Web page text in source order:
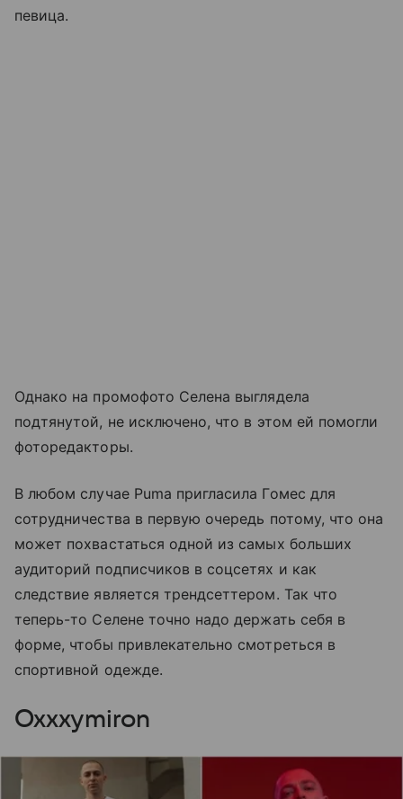
певица.
Однако на промофото Селена выглядела
подтянутой, не исключено, что в этом ей помогли
фоторедакторы.
В любом случае Puma пригласила Гомес для
сотрудничества в первую очередь потому, что она
может похвастаться одной из самых больших
аудиторий подписчиков в соцсетях и как
следствие является трендсеттером. Так что
теперь-то Селене точно надо держать себя в
форме, чтобы привлекательно смотреться в
спортивной одежде.
Oxxxymiron